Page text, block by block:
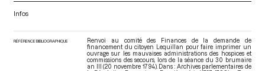
Infos
RÉFÉRENCE BIBLIOGRAPHIQUE
Renvoi au comité des Finances de la demande de
financement du citoyen Lequillan pour faire imprimer un
ouvrage sur les mauvaises administrations des hospices et
commissions des secours, lors de la séance du 30 brumaire
an III (20 novembre 1794). Dans : Archives parlementaires de